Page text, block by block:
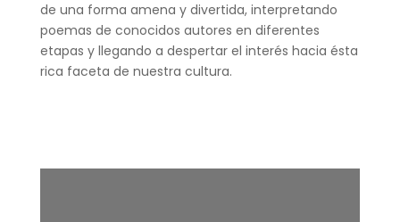
de una forma amena y divertida, interpretando
poemas de conocidos autores en diferentes
etapas y llegando a despertar el interés hacia ésta
rica faceta de nuestra cultura.